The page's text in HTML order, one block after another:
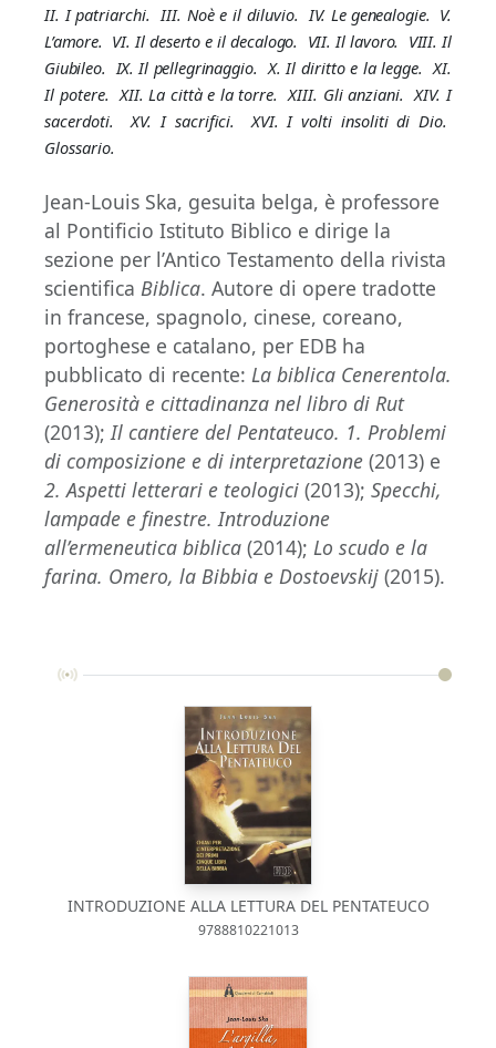
II. I patriarchi. III. Noè e il diluvio. IV. Le genealogie. V.
L’amore. VI. Il deserto e il decalogo. VII. Il lavoro. VIII. Il
Giubileo. IX. Il pellegrinaggio. X. Il diritto e la legge. XI.
Il potere. XII. La città e la torre. XIII. Gli anziani. XIV. I
sacerdoti. XV. I sacrifici. XVI. I volti insoliti di Dio.
Glossario.
Jean-Louis Ska, gesuita belga, è professore
al Pontificio Istituto Biblico e dirige la
sezione per l’Antico Testamento della rivista
scientifica Biblica. Autore di opere tradotte
in francese, spagnolo, cinese, coreano,
portoghese e catalano, per EDB ha
pubblicato di recente: La biblica Cenerentola.
Generosità e cittadinanza nel libro di Rut
(2013); Il cantiere del Pentateuco. 1. Problemi
di composizione e di interpretazione (2013) e
2. Aspetti letterari e teologici (2013); Specchi,
lampade e finestre. Introduzione
all’ermeneutica biblica (2014); Lo scudo e la
farina. Omero, la Bibbia e Dostoevskij (2015).
INTRODUZIONE ALLA LETTURA DEL PENTATEUCO
9788810221013